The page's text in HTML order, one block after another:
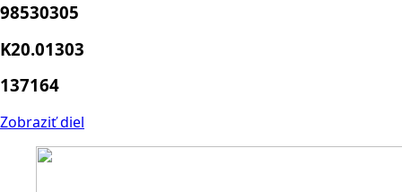
98530305
K20.01303
137164
Zobraziť diel